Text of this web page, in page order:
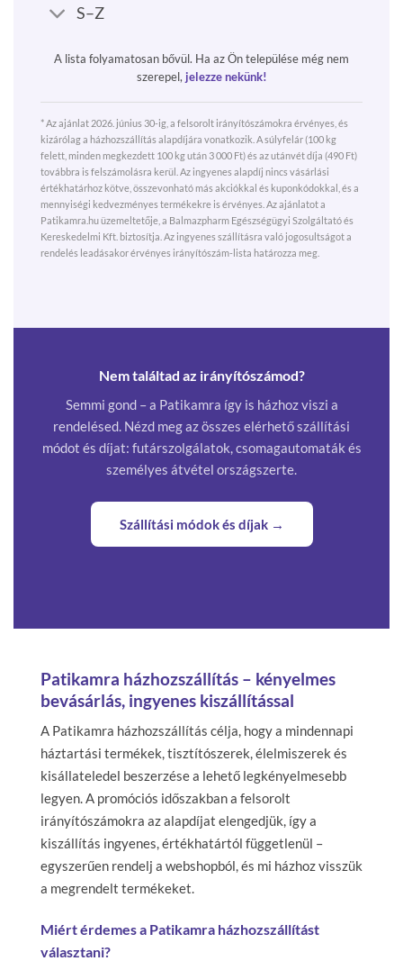
S–Z
A lista folyamatosan bővül. Ha az Ön települése még nem
szerepel, jelezze nekünk!
* Az ajánlat 2026. június 30-ig, a felsorolt irányítószámokra érvényes, és
kizárólag a házhozszállítás alapdíjára vonatkozik. A súlyfelár (100 kg
felett, minden megkezdett 100 kg után 3 000 Ft) és az utánvét díja (490 Ft)
továbbra is felszámolásra kerül. Az ingyenes alapdíj nincs vásárlási
értékhatárhoz kötve, összevonható más akciókkal és kuponkódokkal, és a
mennyiségi kedvezményes termékekre is érvényes. Az ajánlatot a
Patikamra.hu üzemeltetője, a Balmazpharm Egészségügyi Szolgáltató és
Kereskedelmi Kft. biztosítja. Az ingyenes szállításra való jogosultságot a
rendelés leadásakor érvényes irányítószám-lista határozza meg.
Nem találtad az irányítószámod?
Semmi gond – a Patikamra így is házhoz viszi a
rendelésed. Nézd meg az összes elérhető szállítási
módot és díjat: futárszolgálatok, csomagautomaták és
személyes átvétel országszerte.
Szállítási módok és díjak →
Patikamra házhozszállítás – kényelmes
bevásárlás, ingyenes kiszállítással
A Patikamra házhozszállítás célja, hogy a mindennapi
háztartási termékek, tisztítószerek, élelmiszerek és
kisállateledel beszerzése a lehető legkényelmesebb
legyen. A promóciós időszakban a felsorolt
irányítószámokra az alapdíjat elengedjük, így a
kiszállítás ingyenes, értékhatártól függetlenül –
egyszerűen rendelj a webshopból, és mi házhoz visszük
a megrendelt termékeket.
Miért érdemes a Patikamra házhozszállítást
választani?